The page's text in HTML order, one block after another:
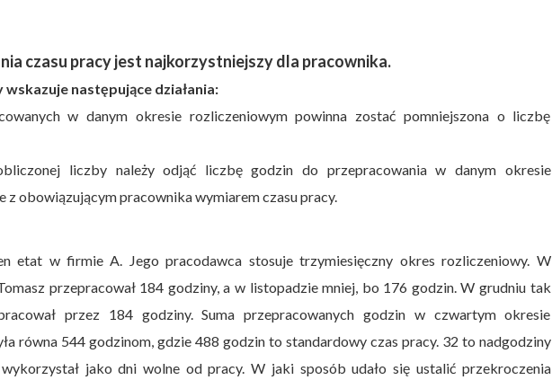
czasu pracy jest najkorzystniejszy dla pracownika.
następujące działania:
w danym okresie rozliczeniowym powinna zostać pomniejszona o liczbę
liczby należy odjąć liczbę godzin do przepracowania w danym okresie
z obowiązującym pracownika wymiarem czasu pracy.
etat w firmie A. Jego pracodawca stosuje trzymiesięczny okres rozliczeniowy. W
przepracował 184 godziny, a w listopadzie mniej, bo 176 godzin. W grudniu tak
przez 184 godziny. Suma przepracowanych godzin w czwartym okresie
równa 544 godzinom, gdzie 488 godzin to standardowy czas pracy. 32 to nadgodziny
jako dni wolne od pracy. W jaki sposób udało się ustalić przekroczenia